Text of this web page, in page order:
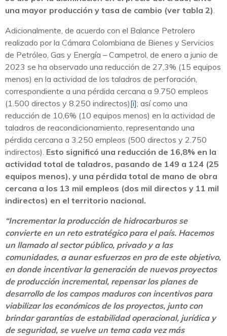
una mayor producción y tasa de cambio (ver tabla 2).
Adicionalmente, de acuerdo con el Balance Petrolero
realizado por la Cámara Colombiana de Bienes y Servicios
de Petróleo, Gas y Energía – Campetrol, de enero a junio de
2023 se ha observado una reducción de 27,3% (15 equipos
menos) en la actividad de los taladros de perforación,
correspondiente a una pérdida cercana a 9.750 empleos
(1.500 directos y 8.250 indirectos)[i]; así como una
reducción de 10,6% (10 equipos menos) en la actividad de
taladros de reacondicionamiento, representando una
pérdida cercana a 3.250 empleos (500 directos y 2.750
indirectos). Esto significó una reducción de 16,8% en la
actividad total de taladros, pasando de 149 a 124 (25
equipos menos), y una pérdida total de mano de obra
cercana a los 13 mil empleos (dos mil directos y 11 mil
indirectos) en el territorio nacional.
“Incrementar la producción de hidrocarburos se
convierte en un reto estratégico para el país. Hacemos
un llamado al sector público, privado y a las
comunidades, a aunar esfuerzos en pro de este objetivo,
en donde incentivar la generación de nuevos proyectos
de producción incremental, repensar los planes de
desarrollo de los campos maduros con incentivos para
viabilizar los económicos de los proyectos, junto con
brindar garantías de estabilidad operacional, jurídica y
de seguridad, se vuelve un tema cada vez más